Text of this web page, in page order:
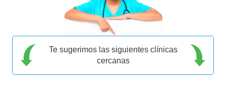
Te sugerimos las siguientes clínicas
cercanas